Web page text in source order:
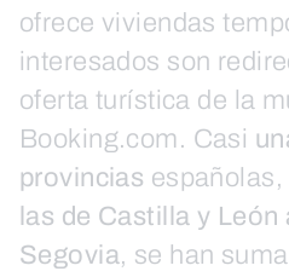
ofrece viviendas
interesados son
oferta turística de la
Booking.com. Casi
provincias
las de Castilla y León
Segovia, se han